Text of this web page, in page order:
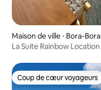
Maison de ville ⋅ Bora-Bora
La Suite Rainbow Location
Coup de cœur voyageurs
Coup de cœur voyageurs